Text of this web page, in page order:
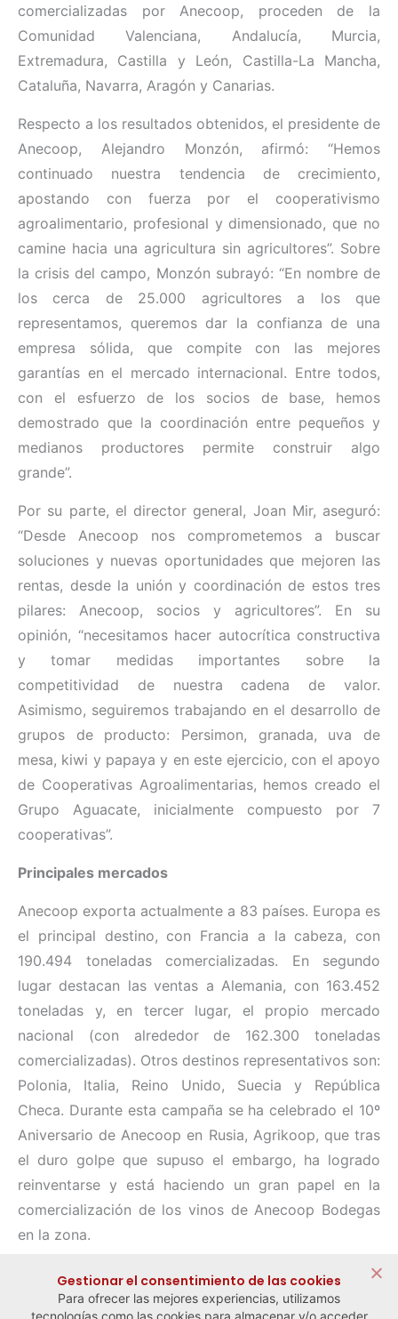
comercializadas por Anecoop, proceden de la
Comunidad Valenciana, Andalucía, Murcia,
Extremadura, Castilla y León, Castilla-La Mancha,
Cataluña, Navarra, Aragón y Canarias.
Respecto a los resultados obtenidos, el presidente de
Anecoop, Alejandro Monzón, afirmó: “Hemos
continuado nuestra tendencia de crecimiento,
apostando con fuerza por el cooperativismo
agroalimentario, profesional y dimensionado, que no
camine hacia una agricultura sin agricultores”. Sobre
la crisis del campo, Monzón subrayó: “En nombre de
los cerca de 25.000 agricultores a los que
representamos, queremos dar la confianza de una
empresa sólida, que compite con las mejores
garantías en el mercado internacional. Entre todos,
con el esfuerzo de los socios de base, hemos
demostrado que la coordinación entre pequeños y
medianos productores permite construir algo
grande”.
Por su parte, el director general, Joan Mir, aseguró:
“Desde Anecoop nos comprometemos a buscar
soluciones y nuevas oportunidades que mejoren las
rentas, desde la unión y coordinación de estos tres
pilares: Anecoop, socios y agricultores”. En su
opinión, “necesitamos hacer autocrítica constructiva
y tomar medidas importantes sobre la
competitividad de nuestra cadena de valor.
Asimismo, seguiremos trabajando en el desarrollo de
grupos de producto: Persimon, granada, uva de
mesa, kiwi y papaya y en este ejercicio, con el apoyo
de Cooperativas Agroalimentarias, hemos creado el
Grupo Aguacate, inicialmente compuesto por 7
cooperativas”.
Principales mercados
Anecoop exporta actualmente a 83 países. Europa es
el principal destino, con Francia a la cabeza, con
190.494 toneladas comercializadas. En segundo
lugar destacan las ventas a Alemania, con 163.452
toneladas y, en tercer lugar, el propio mercado
nacional (con alrededor de 162.300 toneladas
comercializadas). Otros destinos representativos son:
Polonia, Italia, Reino Unido, Suecia y República
Checa. Durante esta campaña se ha celebrado el 10º
Aniversario de Anecoop en Rusia, Agrikoop, que tras
el duro golpe que supuso el embargo, ha logrado
reinventarse y está haciendo un gran papel en la
comercialización de los vinos de Anecoop Bodegas
en la zona.
Gestionar el consentimiento de las cookies
Para ofrecer las mejores experiencias, utilizamos